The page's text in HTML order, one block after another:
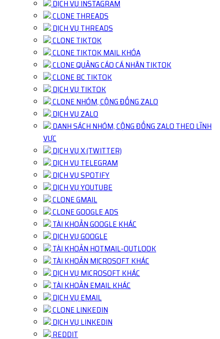
DỊCH VỤ INSTAGRAM
CLONE THREADS
DỊCH VỤ THREADS
CLONE TIKTOK
CLONE TIKTOK MAIL KHÓA
CLONE QUẢNG CÁO CÁ NHÂN TIKTOK
CLONE BC TIKTOK
DỊCH VỤ TIKTOK
CLONE NHÓM, CỘNG ĐỒNG ZALO
DỊCH VỤ ZALO
DANH SÁCH NHÓM, CỘNG ĐỒNG ZALO THEO LĨNH
VỰC
DỊCH VỤ X (TWITTER)
DỊCH VỤ TELEGRAM
DỊCH VỤ SPOTIFY
DỊCH VỤ YOUTUBE
CLONE GMAIL
CLONE GOOGLE ADS
TÀI KHOẢN GOOGLE KHÁC
DỊCH VỤ GOOGLE
TÀI KHOẢN HOTMAIL-OUTLOOK
TÀI KHOẢN MICROSOFT KHÁC
DỊCH VỤ MICROSOFT KHÁC
TÀI KHOẢN EMAIL KHÁC
DỊCH VỤ EMAIL
CLONE LINKEDIN
DỊCH VỤ LINKEDIN
REDDIT